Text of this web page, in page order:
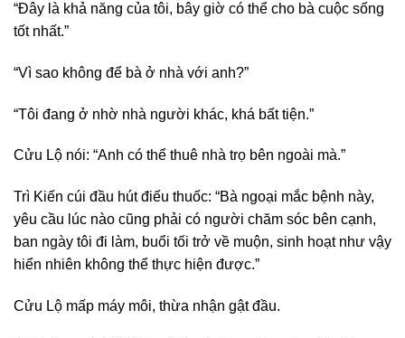
“Đây là khả năng của tôi, bây giờ có thể cho bà cuộc sống
tốt nhất.”
“Vì sao không để bà ở nhà với anh?”
“Tôi đang ở nhờ nhà người khác, khá bất tiện.”
Cửu Lộ nói: “Anh có thể thuê nhà trọ bên ngoài mà.”
Trì Kiến cúi đầu hút điếu thuốc: “Bà ngoại mắc bệnh này,
yêu cầu lúc nào cũng phải có người chăm sóc bên cạnh,
ban ngày tôi đi làm, buổi tối trở về muộn, sinh hoạt như vậy
hiển nhiên không thể thực hiện được.”
Cửu Lộ mấp máy môi, thừa nhận gật đầu.